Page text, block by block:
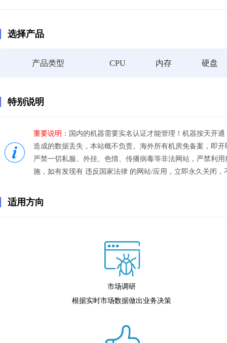
选择产品
产品类型 CPU 内存 硬盘
特别说明
重要说明 ：国内的机器需要实名认证才能管理！机器按天开
造成的数据丢失，本站概不负责。海外所有机房免备案，即
严禁一切私服、外挂、色情、传播病毒等非法网站，严禁利
施，如有发现有 违反国家法律 的网站/应用，立即永久关闭，
适用方向
市场调研
根据实时市场数据做出业务决策